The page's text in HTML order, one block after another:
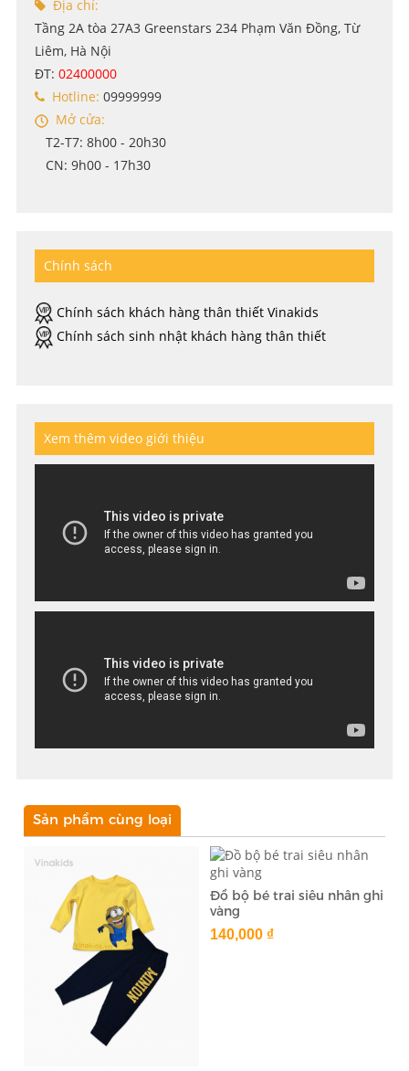
Địa chỉ:
Tầng 2A tòa 27A3 Greenstars 234 Phạm Văn Đồng, Từ
Liêm, Hà Nội
ĐT: 02400000
Hotline: 09999999
Mở cửa:
T2-T7: 8h00 - 20h30
CN: 9h00 - 17h30
Chính sách
Chính sách khách hàng thân thiết Vinakids
Chính sách sinh nhật khách hàng thân thiết
Xem thêm video giới thiệu
Sản phẩm cùng loại
Đồ bộ bé trai siêu nhân ghi
vàng
140,000 ₫